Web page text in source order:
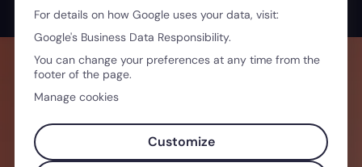
For details on how Google uses your data, visit:
Google's Business Data Responsibility.
You can change your preferences at any time from the
footer of the page.
Manage cookies
Customize